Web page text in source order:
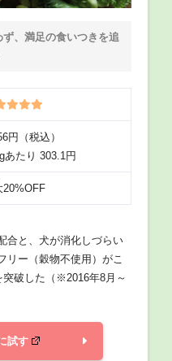
、満足の食いつきを追
円（税込）
あたり 303.1円
20%OFF
合と、犬が消化しづらい
リー（穀物不使用）がこ
破した（※2016年8月～
試す